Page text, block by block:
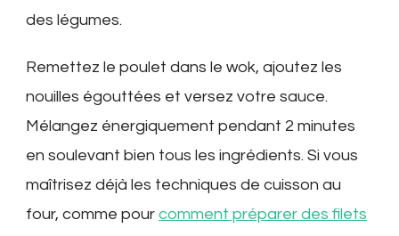
des légumes.
Remettez le poulet dans le wok, ajoutez les
nouilles égouttées et versez votre sauce.
Mélangez énergiquement pendant 2 minutes
en soulevant bien tous les ingrédients. Si vous
maîtrisez déjà les techniques de cuisson au
four, comme pour comment préparer des filets